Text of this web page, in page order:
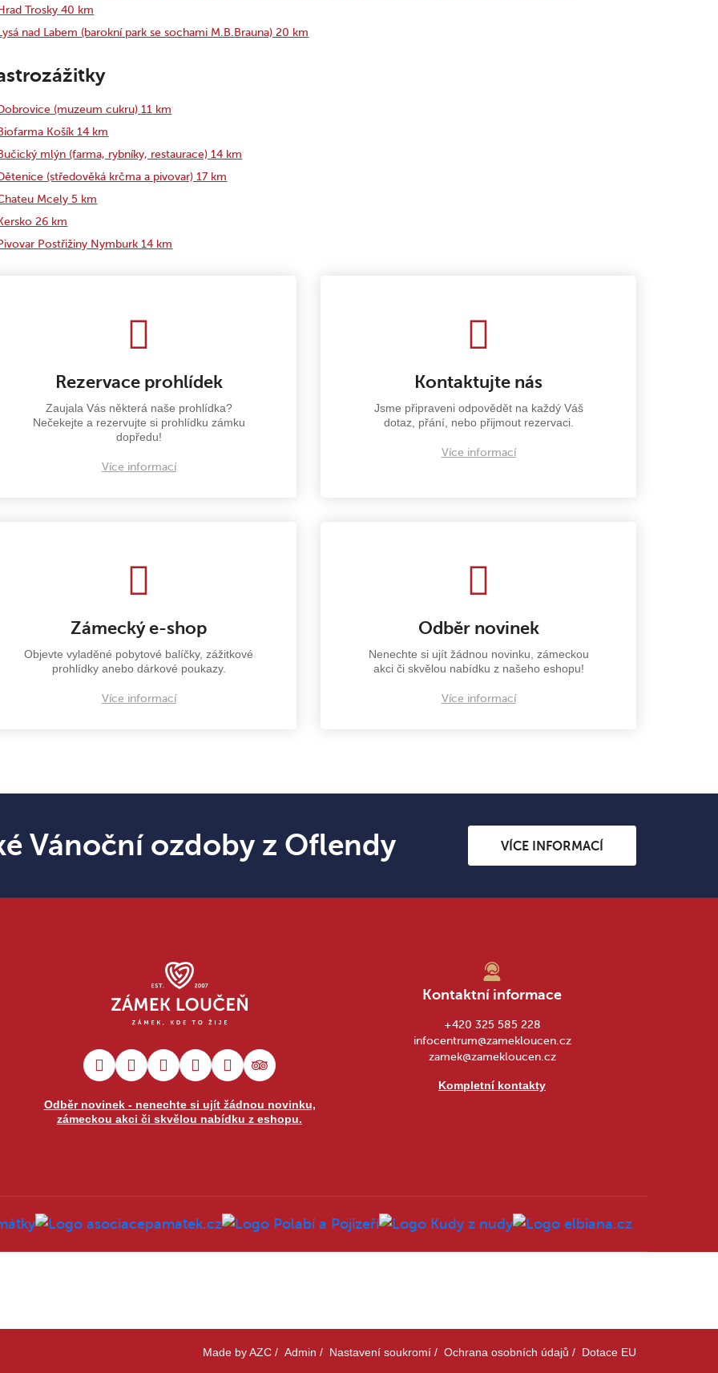
Trosky 40 km
nad Labem (barokní park se sochami M.B.Brauna) 20 km
(muzeum cukru) 11 km
Košík 14 km
mlýn (farma, rybníky, restaurace) 14 km
(středověká krčma a pivovar) 17 km
Mcely 5 km
26 km
Postřižiny Nymburk 14 km
Rezervace prohlídek
Zaujala Vás některá naše prohlídka?
Nečekejte a rezervujte si prohlídku zámku
dopředu!
Více informací
Kontaktujte nás
Jsme připraveni odpovědět na každý Váš
dotaz, přání, nebo přijmout rezervaci.
Více informací
Zámecký e-shop
Objevte vyladěné pobytové balíčky, zážitkové
prohlídky anebo dárkové poukazy.
Více informací
Odběr novinek
Nenechte si ujít žádnou novinku, zámeckou
akci či skvělou nabídku z našeho eshopu!
Více informací
Vánoční ozdoby z Oflendy VÍCE INFORMACÍ
Odběr novinek - nenechte si ujít žádnou novinku,
zámeckou akci či skvělou nabídku z eshopu.
Kontaktní informace
+420 325 585 228
infocentrum@zamekloucen.cz
zamek@zamekloucen.cz
Kompletní kontakty
Made byAZC / Admin / Nastavení soukromí / Ochrana osobních údajů / Dotace EU